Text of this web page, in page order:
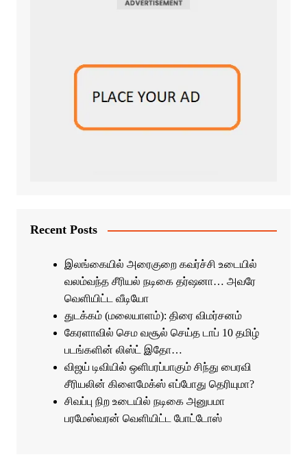
Recent Posts
இலங்கையில் அரைகுறை கவர்ச்சி உடையில்
வலம்வந்த சீரியல் நடிகை தர்ஷனா… அவரே
வெளியிட்ட வீடியோ
துடக்கம் (மலையாளம்): திரை விமர்சனம்
கேரளாவில் செம வசூல் செய்த டாப் 10 தமிழ்
படங்களின் லிஸ்ட் இதோ…
விஜய் டிவியில் ஒளிபரப்பாகும் சிந்து பைரவி
சீரியலின் கிளைமேக்ஸ் எப்போது தெரியுமா?
சிவப்பு நிற உடையில் நடிகை அனுபமா
பரமேஸ்வரன் வெளியிட்ட போட்டோஸ்